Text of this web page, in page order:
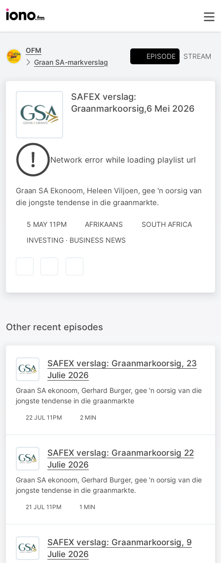
OFM
Graan SA-markverslag
EPISODE STREAM
SAFEX verslag:
Graanmarkoorsig,6 Mei 2026
Network error while loading playlist url
Graan SA Ekonoom, Heleen Viljoen, gee 'n oorsig van
die jongste tendense in die graanmarkte.
5 MAY 11PM AFRIKAANS
SOUTH AFRICA
INVESTING · BUSINESS NEWS
Other recent episodes
SAFEX verslag: Graanmarkoorsig, 23
Julie 2026
Graan SA ekonoom, Gerhard Burger, gee 'n oorsig van die
jongste tendense in die graanmarkte
22 JUL 11PM 2 MIN
SAFEX verslag: Graanmarkoorsig 22
Julie 2026
Graan SA ekonoom, Gerhard Burger, gee 'n oorsig van die
jongste tendense in die graanmarkte.
21 JUL 11PM 1 MIN
SAFEX verslag: Graanmarkoorsig, 9
Julie 2026